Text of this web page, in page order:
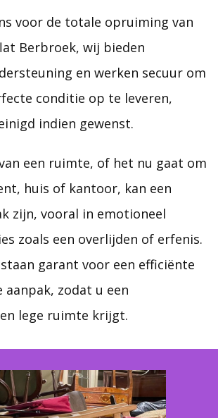
voor de totale opruiming van
Berbroek, wij bieden
en werken secuur om
conditie op te leveren,
indien gewenst.
een ruimte, of het nu gaat om
huis of kantoor, kan een
zijn, vooral in emotioneel
zoals een overlijden of erfenis.
garant voor een efficiënte
aanpak, zodat u een
lege ruimte krijgt.